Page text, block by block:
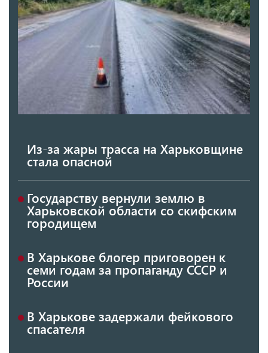
Из-за жары трасса на Харьковщине
стала опасной
Государству вернули землю в
Харьковской области со скифским
городищем
В Харькове блогер приговорен к
семи годам за пропаганду СССР и
России
В Харькове задержали фейкового
спасателя